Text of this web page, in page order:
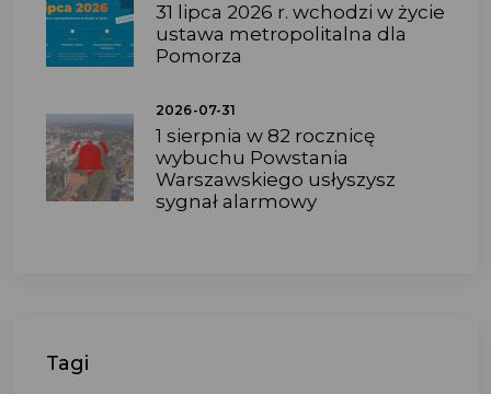
31 lipca 2026 r. wchodzi w życie
ustawa metropolitalna dla
Pomorza
2026-07-31
1 sierpnia w 82 rocznicę
wybuchu Powstania
Warszawskiego usłyszysz
sygnał alarmowy
Tagi